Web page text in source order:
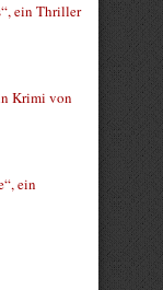
ein Thriller
Krimi von
ein